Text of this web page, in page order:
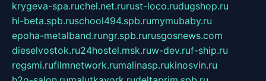
krygeva-spa.ruchel.net.rurust-loco.rudugshop.ru
hl-beta.spb.ruschool494.spb.rumymubaby.ru
epoha-metalband.rungr.spb.rurusgosnews.com
dieselvostok.ru24hostel.msk.ruw-dev.ruf-ship.ru
regsmi.rufilmnetwork.rumalinasp.rukinosvin.ru